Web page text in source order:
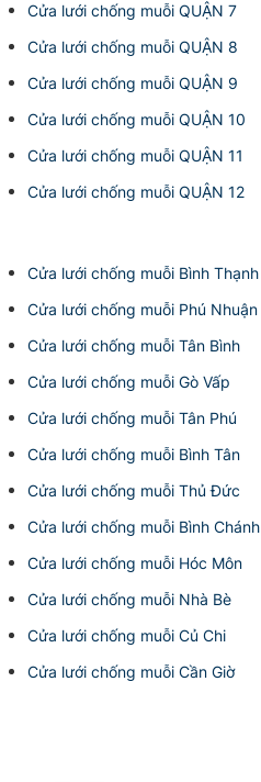
Cửa lưới chống muỗi QUẬN 7
Cửa lưới chống muỗi QUẬN 8
Cửa lưới chống muỗi QUẬN 9
Cửa lưới chống muỗi QUẬN 10
Cửa lưới chống muỗi QUẬN 11
Cửa lưới chống muỗi QUẬN 12
Cửa lưới chống muỗi Bình Thạnh
Cửa lưới chống muỗi Phú Nhuận
Cửa lưới chống muỗi Tân Bình
Cửa lưới chống muỗi Gò Vấp
Cửa lưới chống muỗi Tân Phú
Cửa lưới chống muỗi Bình Tân
Cửa lưới chống muỗi Thủ Đức
Cửa lưới chống muỗi Bình Chánh
Cửa lưới chống muỗi Hóc Môn
Cửa lưới chống muỗi Nhà Bè
Cửa lưới chống muỗi Củ Chi
Cửa lưới chống muỗi Cần Giờ